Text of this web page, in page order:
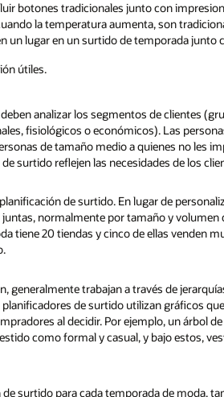
botones tradicionales junto con
la temperatura aumenta, son
un lugar en un surtido de temporada junto
útiles.
analizar los segmentos de clientes
fisiológicos o económicos). Las
de tamaño medio a quienes no les
surtido reflejen las necesidades de los
de surtido. En lugar de
normalmente por tamaño y volumen
tiene 20 tiendas y cinco de ellas venden
generalmente trabajan a través de
de surtido utilizan gráficos
al decidir. Por ejemplo, un árbol
como formal y casual, y bajo estos,
surtido para cada temporada de moda,